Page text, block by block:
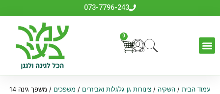
073-7796-243
0
עמוד הבית/ השקיה / צינורות גן גלגלות ואביזרים / משפכים
/ משפך גינה 14